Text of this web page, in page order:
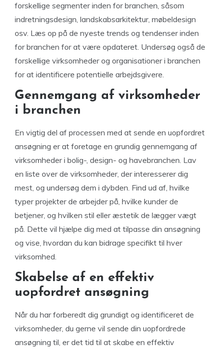
forskellige segmenter inden for branchen, såsom
indretningsdesign, landskabsarkitektur, møbeldesign
osv. Læs op på de nyeste trends og tendenser inden
for branchen for at være opdateret. Undersøg også de
forskellige virksomheder og organisationer i branchen
for at identificere potentielle arbejdsgivere.
Gennemgang af virksomheder
i branchen
En vigtig del af processen med at sende en uopfordret
ansøgning er at foretage en grundig gennemgang af
virksomheder i bolig-, design- og havebranchen. Lav
en liste over de virksomheder, der interesserer dig
mest, og undersøg dem i dybden. Find ud af, hvilke
typer projekter de arbejder på, hvilke kunder de
betjener, og hvilken stil eller æstetik de lægger vægt
på. Dette vil hjælpe dig med at tilpasse din ansøgning
og vise, hvordan du kan bidrage specifikt til hver
virksomhed.
Skabelse af en effektiv
uopfordret ansøgning
Når du har forberedt dig grundigt og identificeret de
virksomheder, du gerne vil sende din uopfordrede
ansøgning til, er det tid til at skabe en effektiv